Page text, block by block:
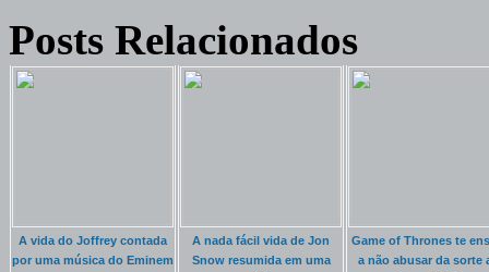
Posts Relacionados
A vida do Joffrey contada
por uma música do Eminem
A nada fácil vida de Jon
Snow resumida em uma
Game of Thrones te
a não abusar da sorte